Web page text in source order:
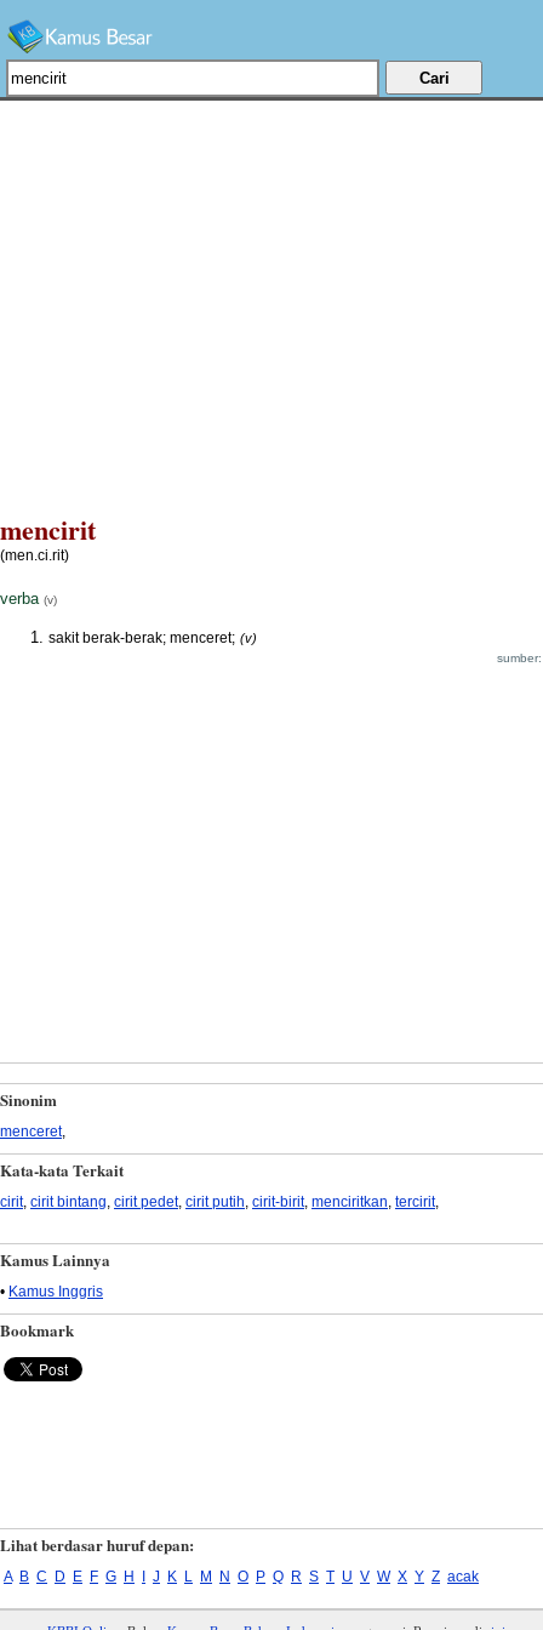
mencirit
(men.ci.rit)
verba (v)
sakit berak-berak; menceret; (v)
Sinonim
menceret,
Kata-kata Terkait
cirit, cirit bintang, cirit pedet, cirit putih, cirit-birit, menciritkan, tercirit,
Kamus Lainnya
• Kamus Inggris
Bookmark
Lihat berdasar huruf depan:
A B C D E F G H I J K L M N O P Q R S T U V W X Y Z acak